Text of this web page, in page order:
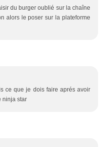
du burger oublié sur la chaîne
alors le poser sur la plateforme
ce que je dois faire aprés avoir
ninja star